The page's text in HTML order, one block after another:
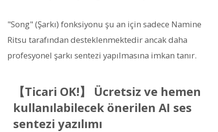
"Song" (Şarkı) fonksiyonu şu an için sadece Namine
Ritsu tarafından desteklenmektedir ancak daha
profesyonel şarkı sentezi yapılmasına imkan tanır.
【Ticari OK!】 Ücretsiz ve hemen
kullanılabilecek önerilen AI ses
sentezi yazılımı